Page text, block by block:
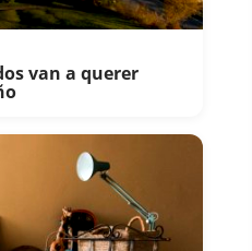
van a querer